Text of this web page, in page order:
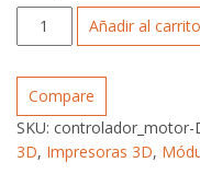
Controlador
de
Impresora
3D
DRV8825
cantidad
Añadir al carrito
Compare
SKU: controlador_motor-
3D, Impresoras 3D,